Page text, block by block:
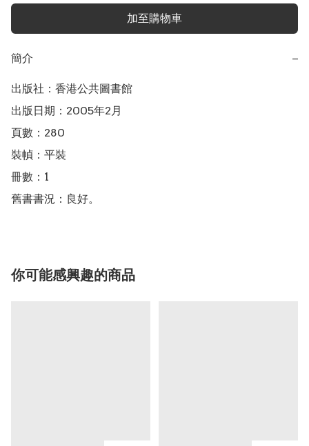
加至購物車
簡介 −
出版社：香港公共圖書館
出版日期：2005年2月
頁數：280
裝幀：平裝
冊數：1
舊書書況：良好。
你可能感興趣的商品